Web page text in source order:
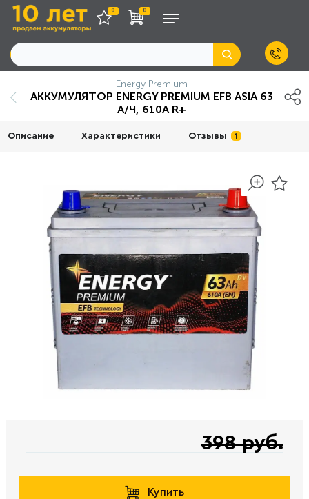
0 0
Energy Premium
АККУМУЛЯТОР ENERGY PREMIUM EFB ASIA 63
А/Ч, 610A R+
Описание Характеристики Отзывы 1
398 руб.
Купить